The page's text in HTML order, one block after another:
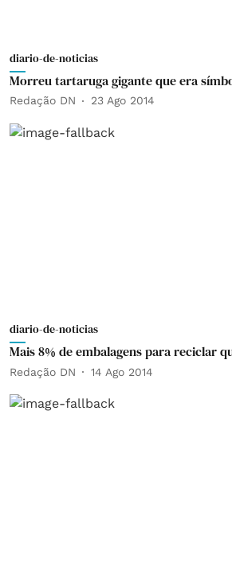
diario-de-noticias
Morreu tartaruga gigante que era
Redação DN 23 Ago 2014
diario-de-noticias
Mais 8% de embalagens para reciclar
Redação DN 14 Ago 2014